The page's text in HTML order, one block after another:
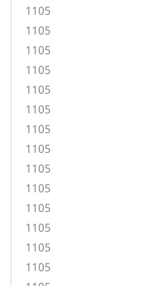
1105
1105
1105
1105
1105
1105
1105
1105
1105
1105
1105
1105
1105
1105